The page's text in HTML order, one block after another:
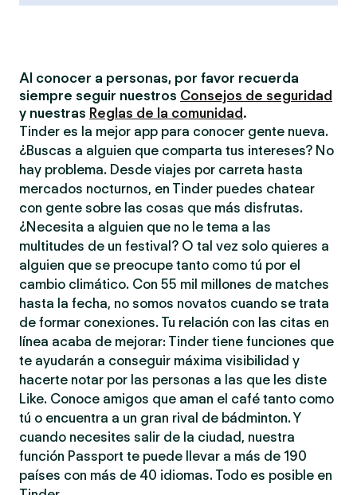
Al conocer a personas, por favor recuerda
siempre seguir nuestros Consejos de seguridad
y nuestras Reglas de la comunidad .
Tinder es la mejor app para conocer gente nueva.
¿Buscas a alguien que comparta tus intereses? No
hay problema. Desde viajes por carreta hasta
mercados nocturnos, en Tinder puedes chatear
con gente sobre las cosas que más disfrutas.
¿Necesita a alguien que no le tema a las
multitudes de un festival? O tal vez solo quieres a
alguien que se preocupe tanto como tú por el
cambio climático. Con 55 mil millones de matches
hasta la fecha, no somos novatos cuando se trata
de formar conexiones. Tu relación con las citas en
línea acaba de mejorar: Tinder tiene funciones que
te ayudarán a conseguir máxima visibilidad y
hacerte notar por las personas a las que les diste
Like. Conoce amigos que aman el café tanto como
tú o encuentra a un gran rival de bádminton. Y
cuando necesites salir de la ciudad, nuestra
función Passport te puede llevar a más de 190
países con más de 40 idiomas. Todo es posible en